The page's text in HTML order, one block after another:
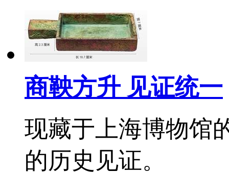
商鞅方升 见证统一
现藏于上海博物馆
的历史见证。